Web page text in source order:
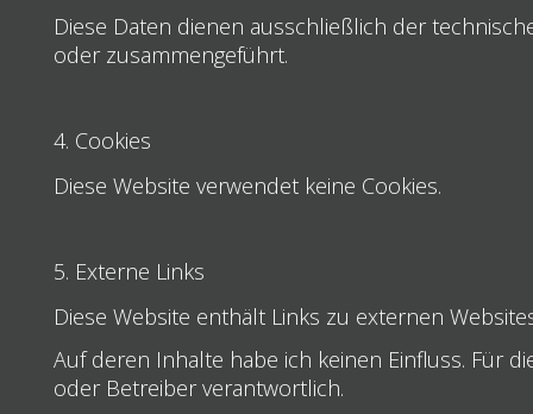
Diese Daten dienen ausschließlich der
oder zusammengeführt.
4. Cookies
Diese Website verwendet keine Cookies.
5. Externe Links
Diese Website enthält Links zu externen
Auf deren Inhalte habe ich keinen Einfluss. Für
oder Betreiber verantwortlich.